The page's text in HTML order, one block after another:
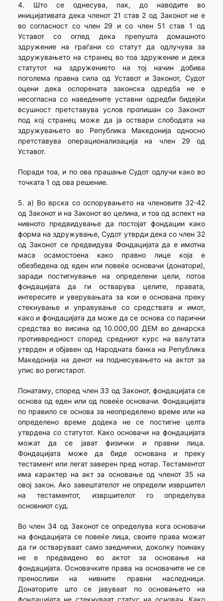
4. Што се однесува, пак, до наводите во
иницијативата дека членот 21 став 2 од Законот не е
во согласност со член 29 и со член 51 став 1 од
Уставот со оглед дека препушта домашното
здружение на граѓани со статут да одлучува за
здружувањето на странец во тоа здружение и дека
статутот на здружението на тој начин добива
поголема правна сила од Уставот и Законот, Судот
оцени дека оспорената законска одредба не е
несогласна со наведените уставни одредби бидејќи
всушност претставува услов пропишан со Законот
под кој странец може да ја оствари слободата на
здружувањето во Република Македонија односно
претставува операционализација на член 29 од
Уставот.
Поради тоа, и по ова прашање Судот одлучи како во
точката 1 од ова решение.
5. а) Во врска со оспорувањето на членовите 32-42
од Законот и на Законот во целина, и тоа од аспект на
нивното предвидување да постојат фондации како
форма на здружување, Судот утврди дека со член 32
од Законот се предвидува Фондацијата да е имотна
маса осамостоена како правно лице која е
обезбедена од еден или повеќе основачи (донатори),
заради постигнување на определени цели, потоа
фондацијата да ги остварува целите, правата,
интересите и уверувањата за кои е основана преку
стекнување и управување со средствата и имот,
како и фондацијата да може да се основа со парични
средства во висина од 10.000,00 ДЕМ во денарска
противвредност според средниот курс на валутата
утврден и објавен од Народната банка на Република
Македонија на денот на поднесувањето на актот за
упис во регистарот.
Понатаму, според член 33 од Законот, фондацијата се
основа од еден или од повеќе основачи. Фондацијата
по правило се основа за неопределено време или на
определено време додека не се постигне целта
утврдена со статутот. Како основачи на фондацијата
можат да се јават физички и правни лица.
Фондацијата може да биде основана и преку
тестамент или легат заверен пред нотар. Тестаментот
има карактер на акт за основање од членот 35 на
овој закон. Ако завештателот не определи извршител
на тестаментот, извршителот го определува
основниот суд.
Во член 34 од Законот се определува кога основачи
на фондацијата се повеќе лица, своите права можат
да ги остваруваат само заеднички, доколку поинаку
не е предвидено во актот за основање на
фондацијата. Основачките права на основачите не се
преносливи на нивните правни наследници.
Донаторите што се јавуваат по основањето на